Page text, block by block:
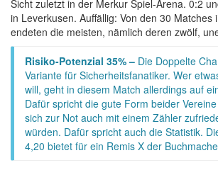
Sicht zuletzt in der Merkur Spiel-Arena. 0:2
in Leverkusen. Auffällig: Von den 30 Matches
endeten die meisten, nämlich deren zwölf,
Risiko-Potenzial 35% – Die Doppelte
Variante für Sicherheitsfanatiker. Wer
will, geht in diesem Match allerdings auf
Dafür spricht die gute Form beider
sich zur Not auch mit einem Zähler
würden. Dafür spricht auch die Statistik.
4,20 bietet für ein Remis X der